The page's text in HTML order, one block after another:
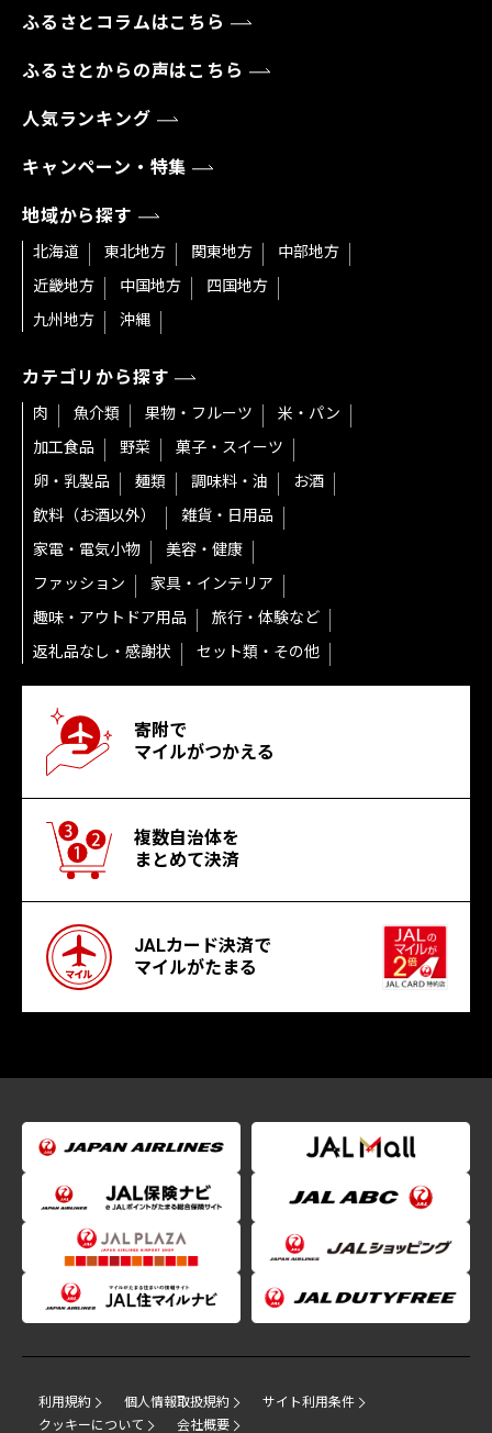
ふるさとコラムはこちら
ふるさとからの声はこちら
人気ランキング
キャンペーン・特集
地域から探す
北海道 東北地方 関東地方
中部地方
近畿地方
中国地方
四国地方
九州地方
沖縄
カテゴリから探す
肉 魚介類 果物・フルーツ
米・パン
加工食品
野菜
菓子・スイーツ
卵・乳製品
麺類 調味料・油
お酒
飲料（お酒以外）
雑貨・日用品
家電・電気小物
美容・健康
ファッション
家具・インテリア
趣味・アウトドア用品
旅行・体験など
返礼品なし・感謝状
セット類・その他
寄附で
マイルがつかえる
複数自治体を
まとめて決済
JALカード決済で
マイルがたまる
利用規約 個人情報取扱規約
サイト利用条件
クッキーについて
会社概要